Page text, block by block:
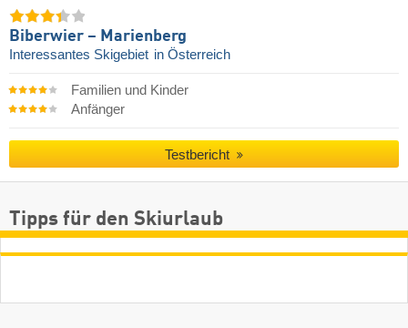
Biberwier – Marienberg
Interessantes Skigebiet in Österreich
Familien und Kinder
Anfänger
Testbericht
Tipps für den Skiurlaub